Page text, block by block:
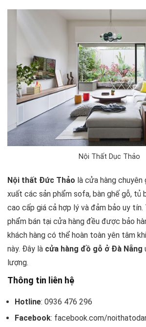
Nội Thất Dục Thảo
Nội thất Đức Thảo là cửa hàng chuyên
xuất các sản phẩm sofa, bàn ghế gỗ, tủ
cao cấp giá cả hợp lý và đảm bảo uy
phẩm bán tại cửa hàng đều được bảo
khách hàng có thể hoàn toàn yên tâm
này. Đây là cửa hàng đồ gỗ ở Đà Nẵng
lượng.
Thông tin liên hệ
Hotline: 0936 476 296
Facebook: facebook.com/